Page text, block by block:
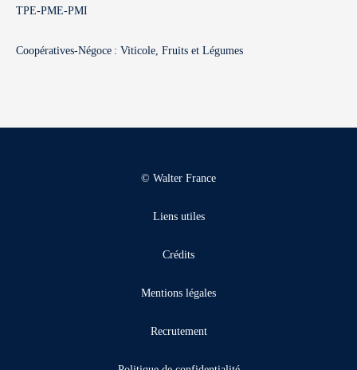
TPE-PME-PMI
Coopératives-Négoce : Viticole, Fruits et Légumes
© Walter France
Liens utiles
Crédits
Mentions légales
Recrutement